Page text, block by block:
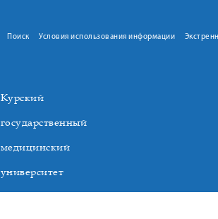
Поиск Условия использования информации
Курский
государственный
медицинский
университет